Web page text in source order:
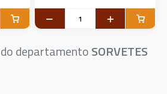
departamentoSORVETES